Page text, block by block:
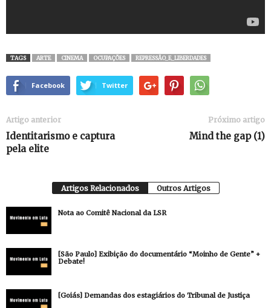
TAGS ARTE CINEMA OCUPAÇÕES REPRESSÃO_E_LIBERDADES
Facebook Twitter
Artigo anterior
Identitarismo e captura
pela elite
Próximo artigo
Mind the gap (1)
Artigos Relacionados Outros Artigos
Nota ao Comitê Nacional da LSR
[São Paulo] Exibição do documentário “Moinho de Gente” +
Debate!
[Goiás] Demandas dos estagiários do Tribunal de Justiça